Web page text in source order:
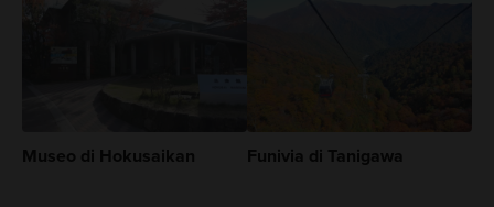
Museo di Hokusaikan Funivia di Tanigawa